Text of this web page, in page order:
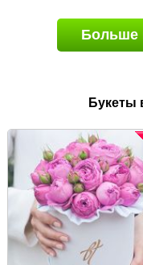
Больше
Букеты